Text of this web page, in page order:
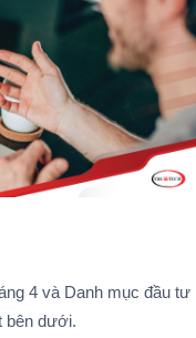
4 và Danh mục đầu tư
bên dưới.